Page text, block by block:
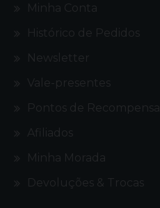
Minha Conta
Histórico de Pedidos
Newsletter
Vale-presentes
Pontos de Recompensa
Afiliados
Minha Morada
Devoluções & Trocas